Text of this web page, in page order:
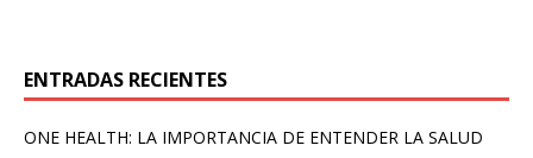
ENTRADAS RECIENTES
ONE HEALTH: LA IMPORTANCIA DE ENTENDER LA SALUD